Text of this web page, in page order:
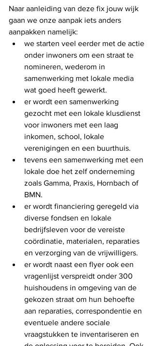
Naar aanleiding van deze fix jouw wijk
gaan we onze aanpak iets anders
aanpakken namelijk:
we starten veel eerder met de actie
onder inwoners om een straat te
nomineren, wederom in
samenwerking met lokale media
wat goed heeft gewerkt.
er wordt een samenwerking
gezocht met een lokale klusdienst
voor inwoners met een laag
inkomen, school, lokale
verenigingen en een buurthuis.
tevens een samenwerking met een
lokale doe het zelf onderneming
zoals Gamma, Praxis, Hornbach of
BMN.
er wordt financiering geregeld via
diverse fondsen en lokale
bedrijfsleven voor de vereiste
coördinatie, materialen, reparaties
en verzorging van de vrijwilligers.
er wordt naast een flyer ook een
vragenlijst verspreidt onder 300
huishoudens in omgeving van de
gekozen straat om hun behoefte
aan reparaties, correspondentie en
eventuele andere sociale
vraagstukken te inventariseren en